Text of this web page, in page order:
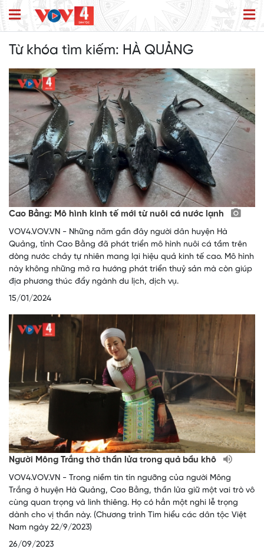
Từ khóa tìm kiếm: HÀ QUẢNG
Cao Bằng: Mô hình kinh tế mới từ nuôi cá nước lạnh
VOV4.VOV.VN - Những năm gần đây người dân huyện Hà
Quảng, tỉnh Cao Bằng đã phát triển mô hình nuôi cá tầm trên
dòng nước chảy tự nhiên mang lại hiệu quả kinh tế cao. Mô hình
này không những mở ra hướng phát triển thuỷ sản mà còn giúp
địa phương thúc đẩy ngành du lịch, dịch vụ.
15/01/2024
Người Mông Trắng thờ thần lửa trong quả bầu khô
VOV4.VOV.VN - Trong niềm tin tín ngưỡng của người Mông
Trắng ở huyện Hà Quảng, Cao Bằng, thần lửa giữ một vai trò vô
cùng quan trọng và linh thiêng. Họ có hẳn một nghi lễ trọng
dành cho vị thần này. (Chương trình Tìm hiểu các dân tộc Việt
Nam ngày 22/9/2023)
26/09/2023